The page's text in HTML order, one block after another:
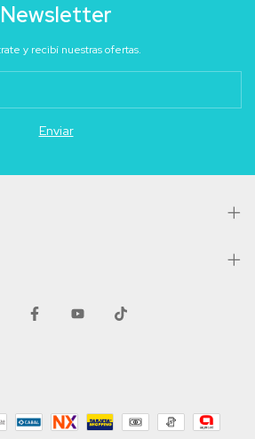
Newsletter
y recibí nuestras ofertas.